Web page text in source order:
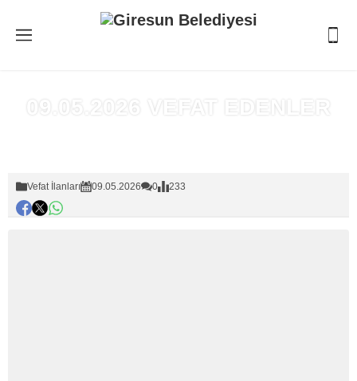
09.05.2026 VEFAT EDENLER
Vefat İlanları 09.05.2026 0 233